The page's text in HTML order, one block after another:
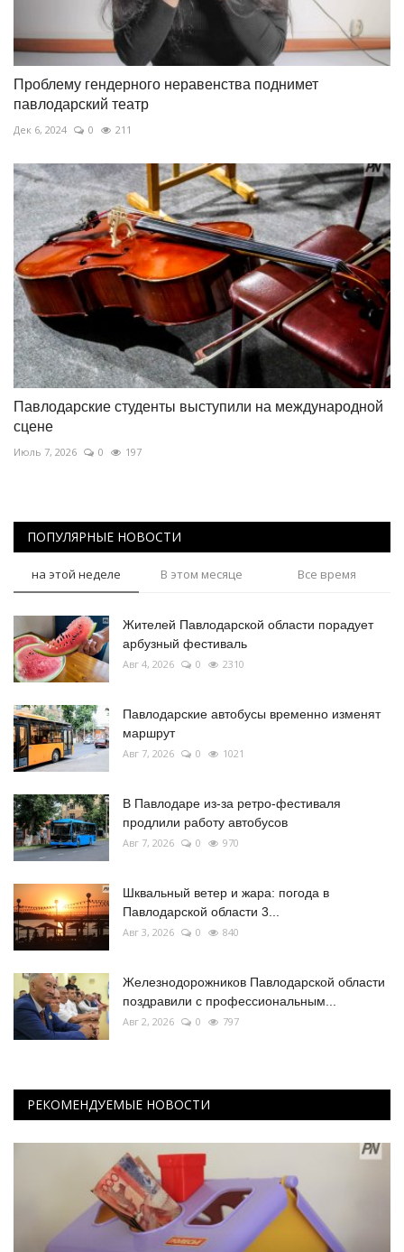
Проблему гендерного неравенства поднимет
павлодарский театр
Дек 6, 2024 0 211
Павлодарские студенты выступили на международной
сцене
Июль 7, 2026 0 197
ПОПУЛЯРНЫЕ НОВОСТИ
на этой неделе В этом месяце Все время
Жителей Павлодарской области порадует
арбузный фестиваль
Авг 4, 2026 0 2310
Павлодарские автобусы временно изменят
маршрут
Авг 7, 2026 0 1021
В Павлодаре из-за ретро-фестиваля
продлили работу автобусов
Авг 7, 2026 0 970
Шквальный ветер и жара: погода в
Павлодарской области 3...
Авг 3, 2026 0 840
Железнодорожников Павлодарской области
поздравили с профессиональным...
Авг 2, 2026 0 797
РЕКОМЕНДУЕМЫЕ НОВОСТИ